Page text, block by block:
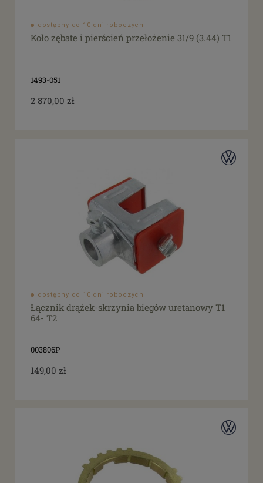
dostępny do 10 dni roboczych
Koło zębate i pierścień przełożenie 31/9 (3.44) T1
1493-051
2 870,00 zł
dostępny do 10 dni roboczych
Łącznik drążek-skrzynia biegów uretanowy T1
64- T2
003806P
149,00 zł